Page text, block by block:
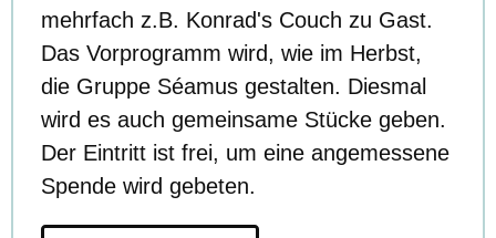
mehrfach z.B. Konrad's Couch zu Gast.
Das Vorprogramm wird, wie im Herbst,
die Gruppe Séamus gestalten. Diesmal
wird es auch gemeinsame Stücke geben.
Der Eintritt ist frei, um eine angemessene
Spende wird gebeten.